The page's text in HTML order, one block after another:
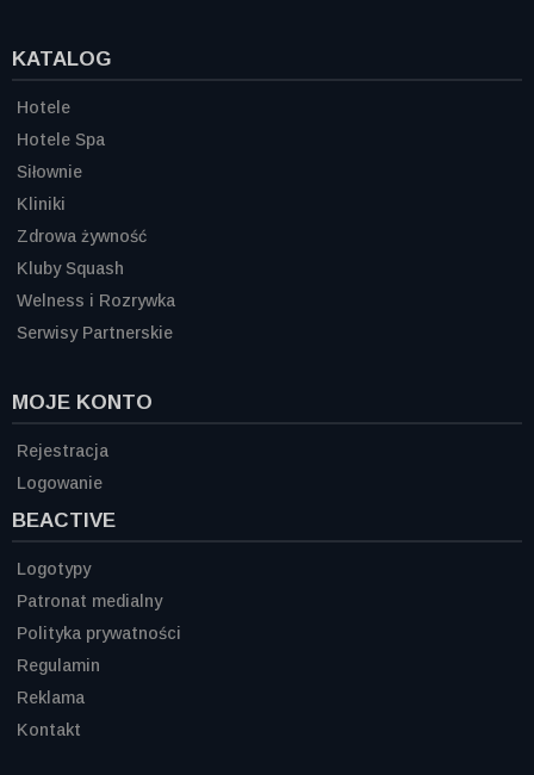
KATALOG
Hotele
Hotele Spa
Siłownie
Kliniki
Zdrowa żywność
Kluby Squash
Welness i Rozrywka
Serwisy Partnerskie
MOJE KONTO
Rejestracja
Logowanie
BEACTIVE
Logotypy
Patronat medialny
Polityka prywatności
Regulamin
Reklama
Kontakt